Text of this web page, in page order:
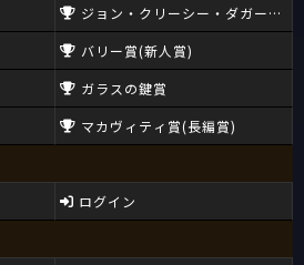
ジョン・クリーシー・ダガー賞
バリー賞(新人賞)
ガラスの鍵賞
マカヴィティ賞(長編賞)
ログイン